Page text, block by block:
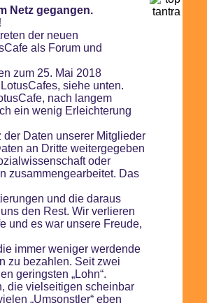
Netz gegangen.
der neuen
als Forum und
zum 25. Mai 2018
siehe unten.
nach langem
ein wenig Erleichterung
Daten unserer Mitglieder
an Dritte weitergegeben
oder
zusammengearbeitet. Das
und die daraus
den Rest. Wir verlieren
und es war unsere Freude,
immer weniger werdende
zu bezahlen. Seit zwei
geringsten „Lohn“.
die vielseitigen scheinbar
„Umsonstler“ eben